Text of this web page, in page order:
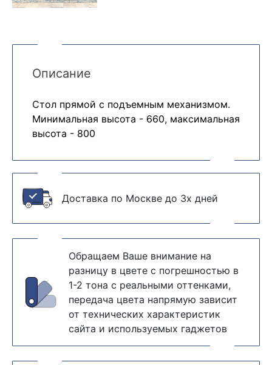
Описание
Стол прямой с подъемным механизмом.
Минимальная высота - 660, максимальная
высота - 800
Доставка по Москве до 3х дней
Обращаем Ваше внимание на
разницу в цвете с погрешностью в
1-2 тона с реальными оттенками,
передача цвета напрямую зависит
от технических характеристик
сайта и используемых гаджетов